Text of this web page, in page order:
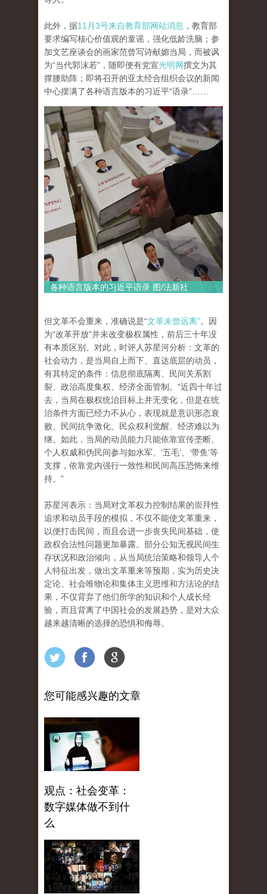
此外，据11月3号来自教育部网站消息 ，教育部
要求编写核心价值观的童谣，强化低龄洗脑；参
加文艺座谈会的画家范曾写诗献媚当局，而被讽
为“当代郭沫若”，随即便有党宣光明网撰文为其
撑腰助阵；即将召开的亚太经合组织会议的新闻
中心摆满了各种语言版本的习近平“语录”……
各种语言版本的习近平语录 图/法新社
但文革不会重来，准确说是“文革未曾远离”。因
为“改革开放”并未改变极权属性，前后三十年没
有本质区别。对此，时评人苏星河分析：文革的
社会动力，是当局自上而下、直达底层的动员，
有其特定的条件：信息彻底隔离、民间关系割
裂、政治高度集权、经济全面管制。“近四十年过
去，当局在极权统治目标上并无变化，但是在统
治条件方面已经力不从心，表现就是意识形态衰
败、民间抗争激化、民众权利觉醒、经济难以为
继。如此，当局的动员能力只能依靠宣传垄断、
个人权威和伪民间参与如水军、‘五毛’、‘带鱼’等
支撑，依靠党内强行一致性和民间高压恐怖来维
持。”
苏星河表示：当局对文革权力控制结果的崇拜性
追求和动员手段的模拟，不仅不能使文革重来，
以便打击民间，而且会进一步丧失民间基础，使
政权合法性问题更加暴露。部分公知无视民间生
存状况和政治倾向，从当局统治策略和领导人个
人特征出发，做出文革重来等预期，实为历史决
定论、社会唯物论和集体主义思维和方法论的结
果，不仅背弃了他们所学的知识和个人成长经
验，而且背离了中国社会的发展趋势，是对大众
越来越清晰的选择的恐惧和侮辱。
您可能感兴趣的文章
观点：社会变革：
数字媒体做不到什
么